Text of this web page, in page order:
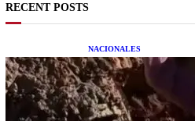
RECENT POSTS
NACIONALES
Una mujer asegura
extraterrestre